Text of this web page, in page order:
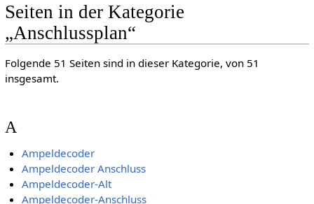
Seiten in der Kategorie
„Anschlussplan“
Folgende 51 Seiten sind in dieser Kategorie, von 51
insgesamt.
A
Ampeldecoder
Ampeldecoder Anschluss
Ampeldecoder-Alt
Ampeldecoder-Anschluss